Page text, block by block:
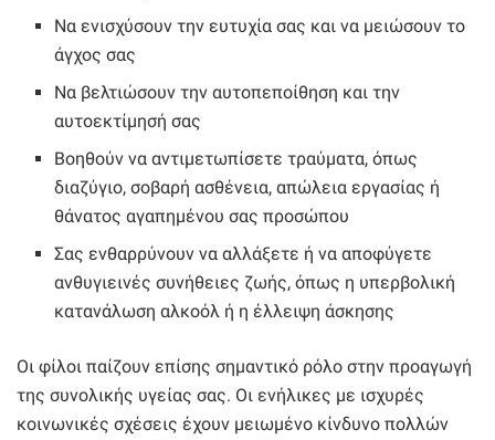
Να ενισχύσουν την ευτυχία σας και να μειώσουν το
άγχος σας
Να βελτιώσουν την αυτοπεποίθηση και την
αυτοεκτίμησή σας
Βοηθούν να αντιμετωπίσετε τραύματα, όπως
διαζύγιο, σοβαρή ασθένεια, απώλεια εργασίας ή
θάνατος αγαπημένου σας προσώπου
Σας ενθαρρύνουν να αλλάξετε ή να αποφύγετε
ανθυγιεινές συνήθειες ζωής, όπως η υπερβολική
κατανάλωση αλκοόλ ή η έλλειψη άσκησης
Οι φίλοι παίζουν επίσης σημαντικό ρόλο στην προαγωγή
της συνολικής υγείας σας. Οι ενήλικες με ισχυρές
κοινωνικές σχέσεις έχουν μειωμένο κίνδυνο πολλών